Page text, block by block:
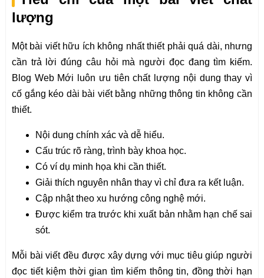
lượng
Một bài viết hữu ích không nhất thiết phải quá dài, nhưng
cần trả lời đúng câu hỏi mà người đọc đang tìm kiếm.
Blog Web Mới luôn ưu tiên chất lượng nội dung thay vì
cố gắng kéo dài bài viết bằng những thông tin không cần
thiết.
Nội dung chính xác và dễ hiểu.
Cấu trúc rõ ràng, trình bày khoa học.
Có ví dụ minh họa khi cần thiết.
Giải thích nguyên nhân thay vì chỉ đưa ra kết luận.
Cập nhật theo xu hướng công nghệ mới.
Được kiểm tra trước khi xuất bản nhằm hạn chế sai
sót.
Mỗi bài viết đều được xây dựng với mục tiêu giúp người
đọc tiết kiệm thời gian tìm kiếm thông tin, đồng thời hạn